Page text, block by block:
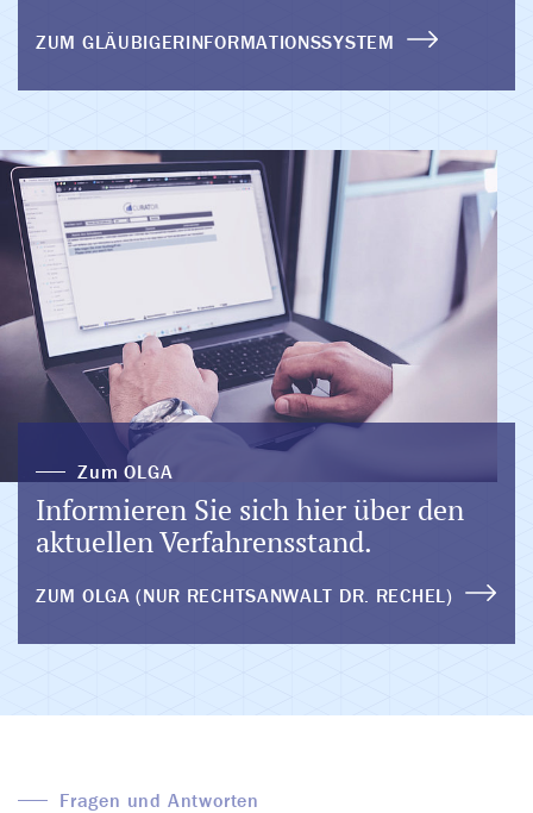
ZUM GLÄUBIGERINFORMATIONSSYSTEM
Zum OLGA
Informieren Sie sich hier über den
aktuellen Verfahrensstand.
ZUM OLGA (NUR RECHTSANWALT DR. RECHEL)
Fragen und Antworten